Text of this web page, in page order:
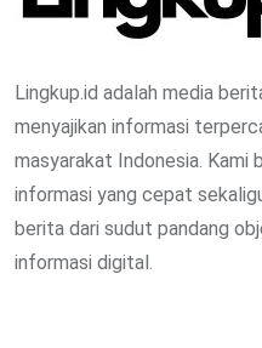
Lingkup.id adalah media
menyajikan informasi
masyarakat Indonesia. Kami
informasi yang cepat
berita dari sudut pandang
informasi digital.